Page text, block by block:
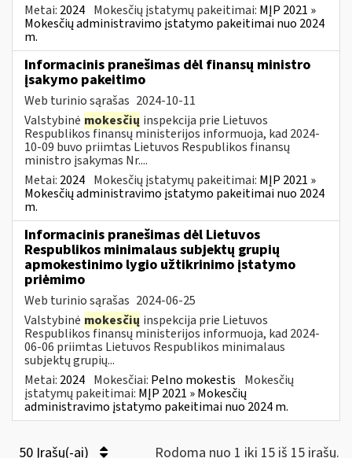
Metai: 2024 Mokesčių įstatymų pakeitimai: MĮP 2021 »
Mokesčių administravimo įstatymo pakeitimai nuo 2024
m.
Informacinis pranešimas dėl finansų ministro
įsakymo pakeitimo
Web turinio sąrašas 2024-10-11
Valstybinė mokesčių inspekcija prie Lietuvos
Respublikos finansų ministerijos informuoja, kad 2024-
10-09 buvo priimtas Lietuvos Respublikos finansų
ministro įsakymas Nr....
Metai: 2024 Mokesčių įstatymų pakeitimai: MĮP 2021 »
Mokesčių administravimo įstatymo pakeitimai nuo 2024
m.
Informacinis pranešimas dėl Lietuvos
Respublikos minimalaus subjektų grupių
apmokestinimo lygio užtikrinimo įstatymo
priėmimo
Web turinio sąrašas 2024-06-25
Valstybinė mokesčių inspekcija prie Lietuvos
Respublikos finansų ministerijos informuoja, kad 2024-
06-06 priimtas Lietuvos Respublikos minimalaus
subjektų grupių...
Metai: 2024 Mokesčiai: Pelno mokestis Mokesčių
įstatymų pakeitimai: MĮP 2021 » Mokesčių
administravimo įstatymo pakeitimai nuo 2024 m.
50 Įrašų(-ai) Rodoma nuo 1 iki 15 iš 15 irašų.